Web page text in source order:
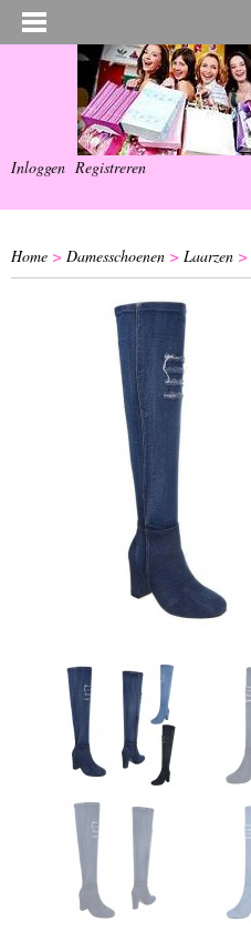
Inloggen Registreren
Home > Damesschoenen > Laarzen >